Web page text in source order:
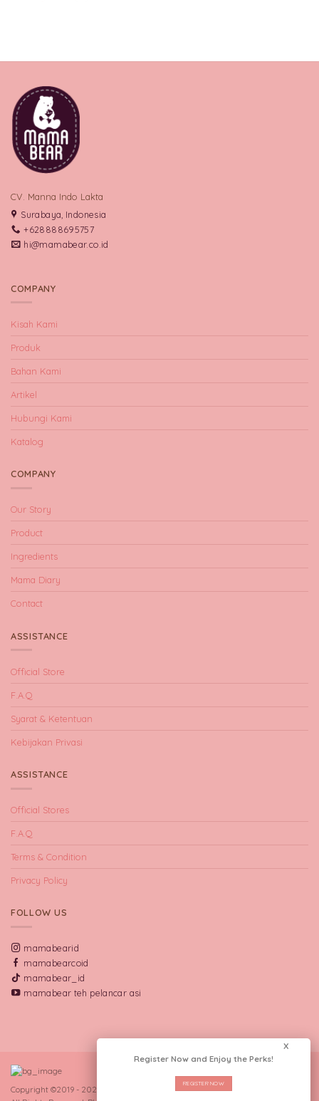
CV. Manna Indo Lakta
Surabaya, Indonesia
+628888695757
hi@mamabear.co.id
COMPANY
Kisah Kami
Produk
Bahan Kami
Artikel
Hubungi Kami
Katalog
COMPANY
Our Story
Product
Ingredients
Mama Diary
Contact
ASSISTANCE
Official Store
F.A.Q
Syarat & Ketentuan
Kebijakan Privasi
ASSISTANCE
Official Stores
F.A.Q
Terms & Condition
Privacy Policy
FOLLOW US
mamabearid
mamabearcoid
mamabear_id
mamabear teh pelancar asi
Copyright ©2019 - 2026 CV Manna Indo Lakta.
X
Register Now and Enjoy the Perks!
REGISTER NOW